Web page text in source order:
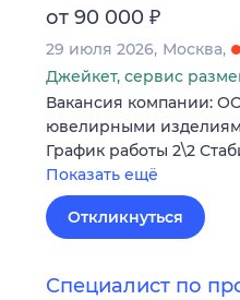
от 90 000 ₽
29 июля 2026 Москва
Джейкет, сервис
Вакансия компании:
ювелирными
График работы 2\2
Показать ещё
Откликнуться
Специалист по